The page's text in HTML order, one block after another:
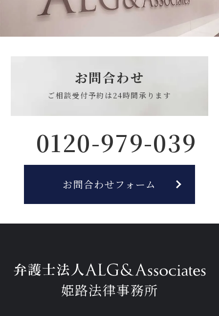
お問合わせ
ご相談受付予約は24時間承ります
0120-979-039
お問合わせフォーム
姫路法律事務所